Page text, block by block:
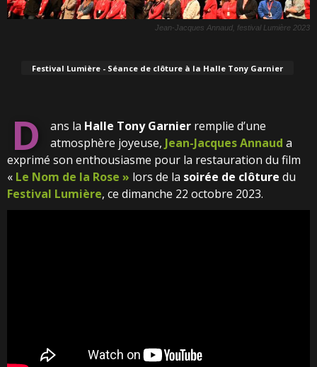
Jean-Jacques Annaud, festival Lumière 2023
Festival Lumière - Séance de clôture à la Halle Tony Garnier
D ans la Halle Tony Garnierremplie d’une
atmosphère joyeuse, Jean-Jacques Annaud a
exprimé son enthousiasme pour la restauration du film
« Le Nom de la Rose » lors de la soirée de clôture du
Festival Lumière, ce dimanche 22 octobre 2023.